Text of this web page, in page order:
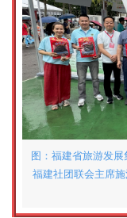
图：福建省旅游发
福建社团联会主席